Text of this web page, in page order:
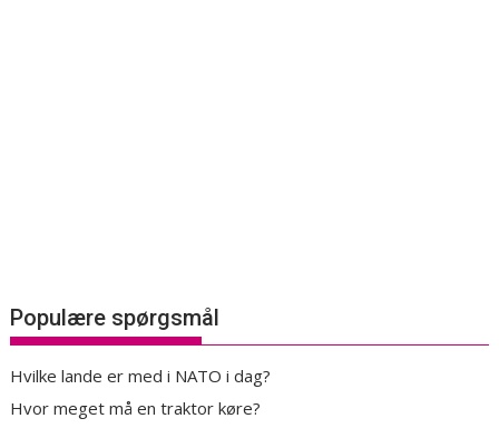
Populære spørgsmål
Hvilke lande er med i NATO i dag?
Hvor meget må en traktor køre?